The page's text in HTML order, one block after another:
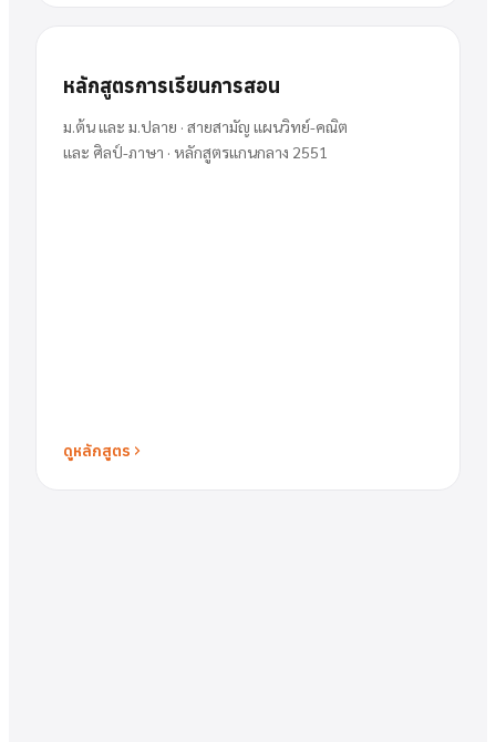
หลักสูตรการเรียนการสอน
ม.ต้น และ ม.ปลาย · สายสามัญ แผนวิทย์-คณิต
และ ศิลป์-ภาษา · หลักสูตรแกนกลาง 2551
ดูหลักสูตร